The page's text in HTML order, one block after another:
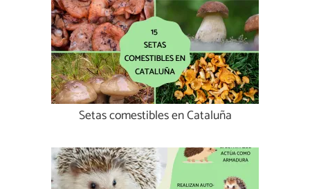
Setas comestibles en Cataluña